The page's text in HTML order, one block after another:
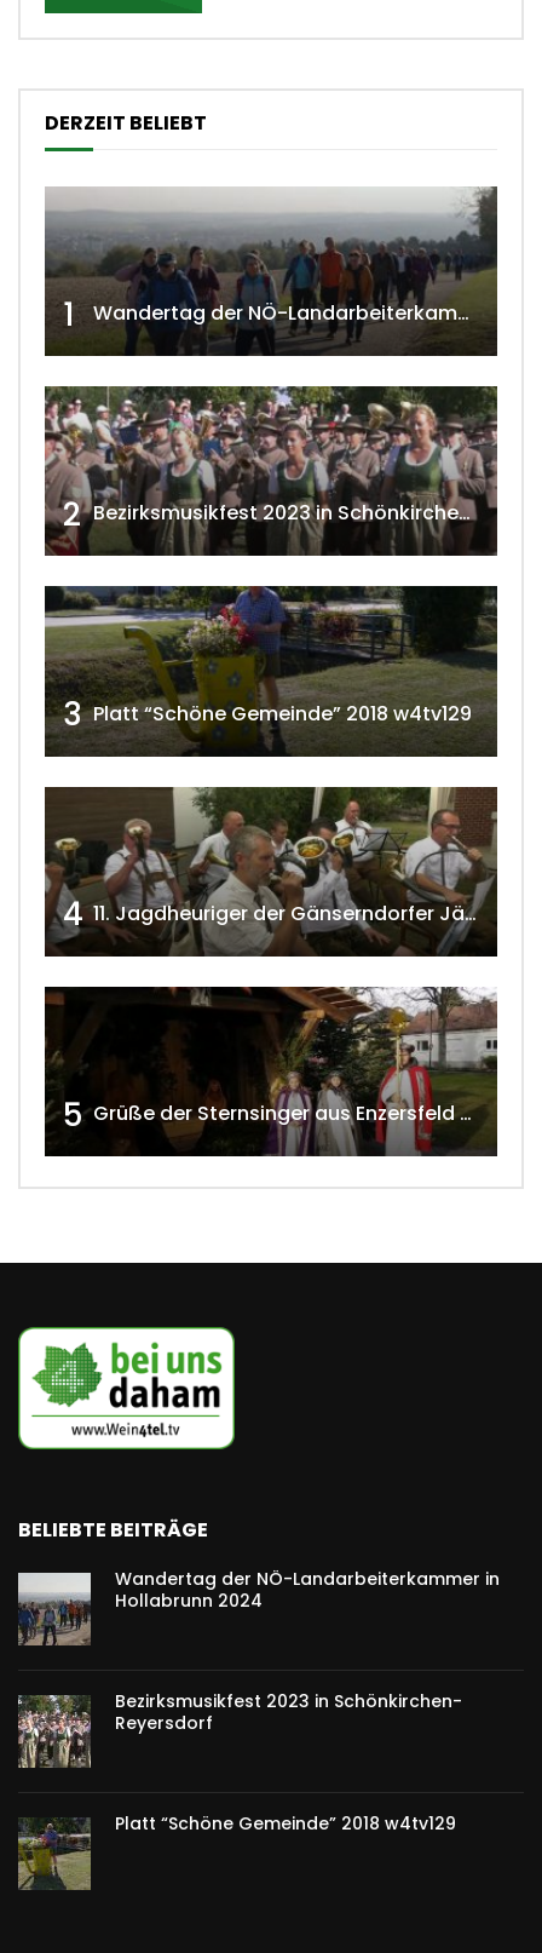
DERZEIT BELIEBT
1 Wandertag der NÖ-Landarbeiterkammer in Hollabrunn 2024
2 Bezirksmusikfest 2023 in Schönkirchen-Reyersdorf
3 Platt “Schöne Gemeinde” 2018 w4tv129
4 11. Jagdheuriger der Gänserndorfer Jäger 2020 w4tv166
5 Grüße der Sternsinger aus Enzersfeld – Klein-Engersdorf 2021 w4tv169
BELIEBTE BEITRÄGE
Wandertag der NÖ-Landarbeiterkammer in
Hollabrunn 2024
Bezirksmusikfest 2023 in Schönkirchen-
Reyersdorf
Platt “Schöne Gemeinde” 2018 w4tv129